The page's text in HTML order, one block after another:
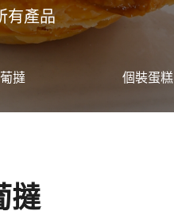
有產品
撻 個裝蛋糕
撻